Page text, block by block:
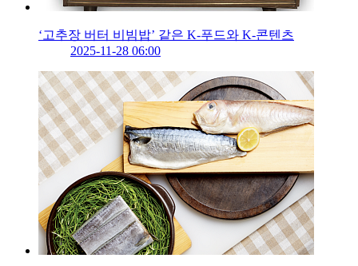
‘고추장 버터 비빔밥’ 같은 K-푸드와 K-콘텐츠
2025-11-28 06:00